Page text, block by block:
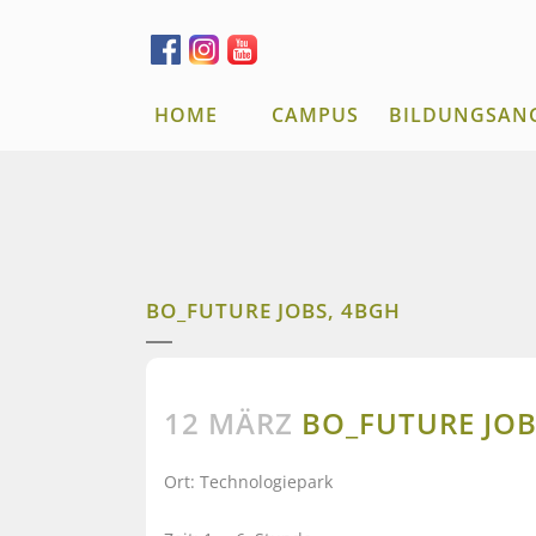
HOME CAMPUS
BO_FUTURE JOBS, 4BGH
12 MÄRZ BO_FUTURE
Ort: Technologiepark